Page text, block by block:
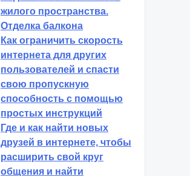
жилого пространства.
Отделка балкона
Как ограничить скорость
интернета для других
пользователей и спасти
свою пропускную
способность с помощью
простых инструкций
Где и как найти новых
друзей в интернете, чтобы
расширить свой круг
общения и найти